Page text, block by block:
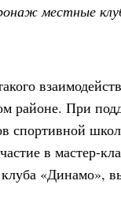
местные
При
спортивной
в мастер-
клуба «Динамо»,